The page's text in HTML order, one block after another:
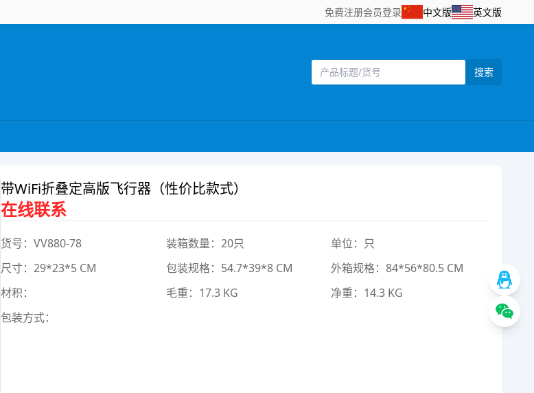
免费注册会员登录 中文版 英文版
搜索
带WiFi折叠定高版飞行器（性价比款式）
在线联系
货号：VV880-78 装箱数量：20只
单位：只
尺寸：29*23*5 CM
包装规格：54.7*39*8 CM
外箱规格：84*56*80.5 CM
材积：
毛重：17.3 KG
净重：14.3 KG
包装方式：